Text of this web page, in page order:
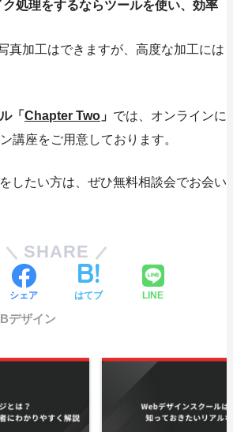
処理をするならツールを使い、効率
真加工はできますが、高度な加工には
「 Chapter Two 」 では、オンラインに
講座をご用意しております。
したい方は、ぜひ無料相談会でお会い
SHARE
シェア はてブ LINE
デザイン